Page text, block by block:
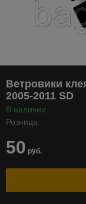
Ветровики
2005-2011 SD
В наличии
Розница
50 руб.